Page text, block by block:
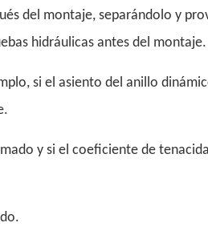
del montaje, separándolo y
hidráulicas antes del montaje.
si el asiento del anillo
y si el coeficiente de